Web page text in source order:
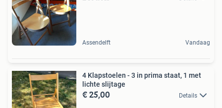
Assendelft Vandaag
4 Klapstoelen - 3 in prima staat, 1 met
lichte slijtage
€ 25,00 Details